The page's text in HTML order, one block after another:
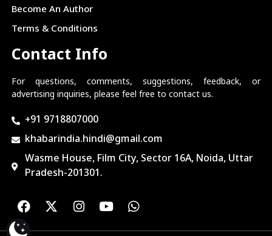
Become An Author
Terms & Conditions
Contact Info
For questions, comments, suggestions, feedback, or
advertising inquiries, please feel free to contact us.
+91 9718807000
khabarindia.hindi@gmail.com
Wasme House, Film City, Sector 16A, Noida, Uttar
Pradesh-201301.